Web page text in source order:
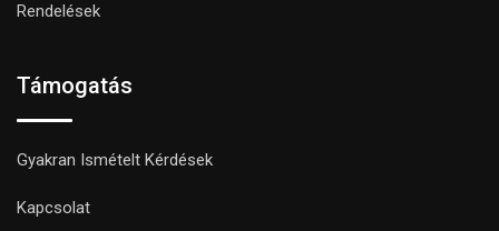
Rendelések
Támogatás
Gyakran Ismételt Kérdések
Kapcsolat